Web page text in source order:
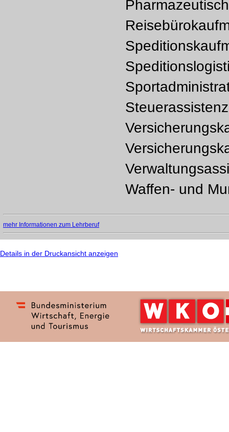
Steuerassistenz
Waffen- und
mehr Informationen zum Lehrberuf
Details in der Druckansicht anzeigen